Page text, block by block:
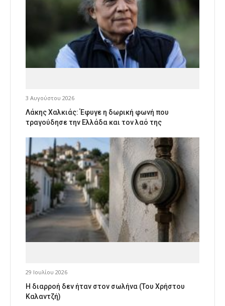
3 Αυγούστου 2026
Λάκης Χαλκιάς: Έφυγε η δωρική φωνή που
τραγούδησε την Ελλάδα και τον λαό της
29 Ιουλίου 2026
Η διαρροή δεν ήταν στον σωλήνα (Του Χρήστου
Καλαντζή)